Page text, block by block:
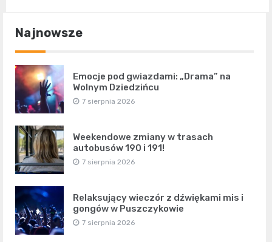
Najnowsze
Emocje pod gwiazdami: „Drama” na
Wolnym Dziedzińcu
7 sierpnia 2026
Weekendowe zmiany w trasach
autobusów 190 i 191!
7 sierpnia 2026
Relaksujący wieczór z dźwiękami mis i
gongów w Puszczykowie
7 sierpnia 2026